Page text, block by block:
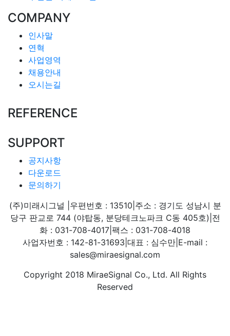
COMPANY
인사말
연혁
사업영역
채용안내
오시는길
REFERENCE
SUPPORT
공지사항
다운로드
문의하기
(주)미래시그널
우편번호 : 13510 주소 : 경기도 성남시 분
당구 판교로 744 (야탑동, 분당테크노파크 C동 405호) 전
화 : 031-708-4017 팩스 : 031-708-4018
사업자번호 : 142-81-31693 대표 : 심수만 E-mail :
sales@miraesignal.com
Copyright 2018 MiraeSignal Co., Ltd. All Rights
Reserved